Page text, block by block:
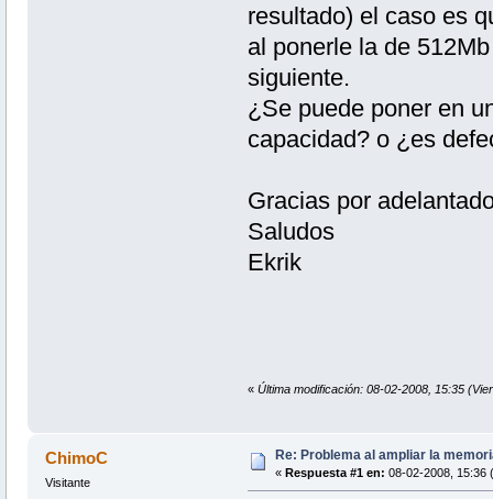
resultado) el caso es
al ponerle la de
siguiente.
¿Se puede poner en
capacidad? o ¿es
Gracias por
Saludos
Ekrik
« Última modificación: 08-02-2008, 15:35
ChimoC
Visitante
Re: Problema al ampliar la
« Respuesta #1 en: 08-02-2008, 15:36